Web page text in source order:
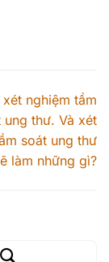
nghiệm tầm
ung thư. Và xét
soát ung thư
làm những gì?